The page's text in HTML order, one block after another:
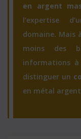
en argent
l’expertise
domaine. Mais
moins des
informations à
distinguer un
en métal